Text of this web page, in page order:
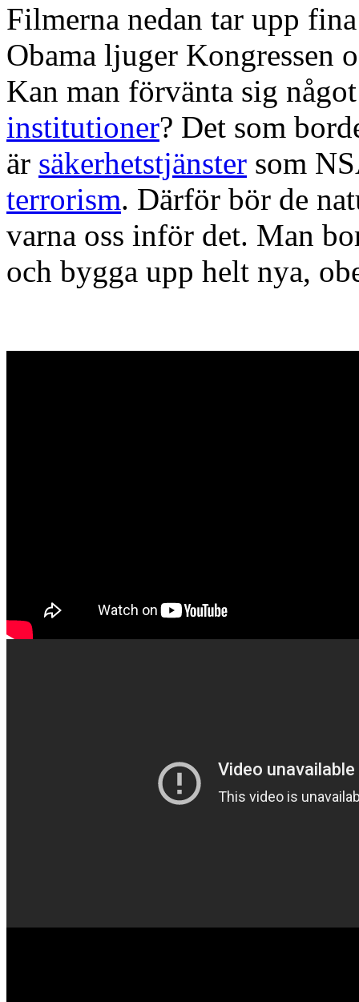
Filmerna nedan tar upp
Obama ljuger Kongressen
Kan man förvänta sig
institutioner? Det som
är säkerhetstjänster som
terrorism. Därför bör de
varna oss inför det. Man
och bygga upp helt nya,